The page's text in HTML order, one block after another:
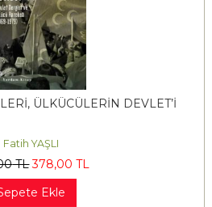
ÜLKÜCÜLERİN DEVLET’İ
Fatih YAŞLI
TL 378,00 TL
Ekle